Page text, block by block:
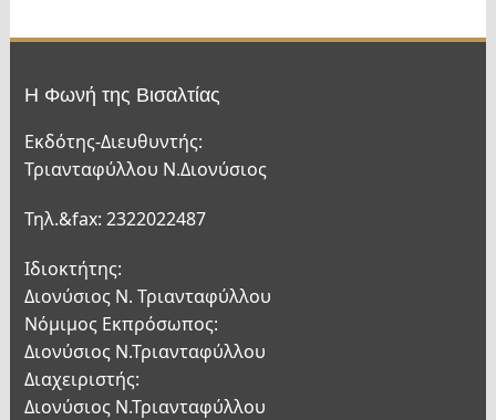
Η Φωνή της Βισαλτίας
Εκδότης-Διευθυντής:
Τριανταφύλλου Ν.Διονύσιος
Τηλ.&fax: 2322022487
Ιδιοκτήτης:
Διονύσιος Ν. Τριανταφύλλου
Νόμιμος Εκπρόσωπος:
Διονύσιος Ν.Τριανταφύλλου
Διαχειριστής:
Διονύσιος Ν.Τριανταφύλλου